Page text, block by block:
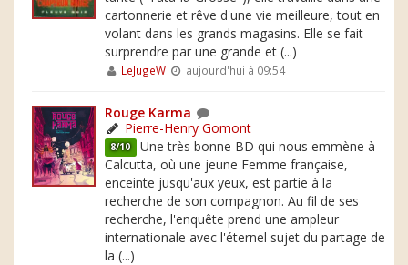
cartonnerie et rêve d'une vie meilleure, tout en
volant dans les grands magasins. Elle se fait
surprendre par une grande et (...)
LeJugeW aujourd'hui à 09:54
Rouge Karma
Pierre-Henry Gomont
8/10 Une très bonne BD qui nous emmène à
Calcutta, où une jeune Femme française,
enceinte jusqu'aux yeux, est partie à la
recherche de son compagnon. Au fil de ses
recherche, l'enquête prend une ampleur
internationale avec l'éternel sujet du partage de
la (...)